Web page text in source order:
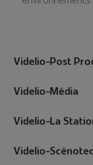
Videlio-Post
Videlio-Média
Videlio-La
Videlio-